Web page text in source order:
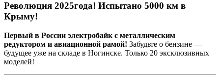
Революция 2025года! Испытано 5000 км в
Крыму!
Первый в России электробайк с металлическим
редуктором и авиационной рамой! Забудьте о бензине —
будущее уже на складе в Ногинске. Только 20 эксклюзивных
моделей!